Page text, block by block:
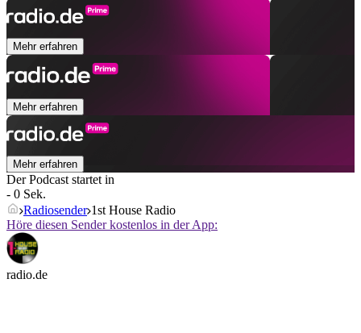
Mehr erfahren
Mehr erfahren
Mehr erfahren
Der Podcast startet in
- 0 Sek.
Radiosender 1st House Radio
Höre diesen Sender kostenlos in der App:
radio.de